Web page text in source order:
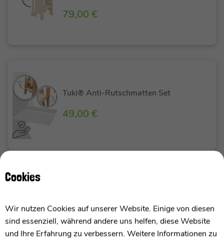
79,00 €
Tuki® Anti-Rutschmatten Set
49,00 €
statt 49,95 €
44,99 €
Cookies
Wir nutzen Cookies auf unserer Website. Einige von diesen
sind essenziell, während andere uns helfen, diese Website
und Ihre Erfahrung zu verbessern. Weitere Informationen zu